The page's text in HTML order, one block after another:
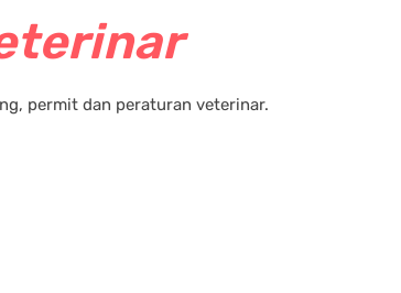
permit dan peraturan veterinar.